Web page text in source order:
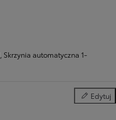
Skrzynia automatyczna 1-
Edytuj
Kolor